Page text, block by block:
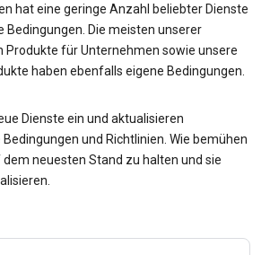
hat eine geringe Anzahl beliebter Dienste
Bedingungen. Die meisten unserer
Produkte für Unternehmen sowie unsere
haben ebenfalls eigene Bedingungen.
Dienste ein und aktualisieren
und Richtlinien. Wie bemühen
neuesten Stand zu halten und sie